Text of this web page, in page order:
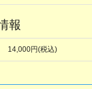
報
14,000円(税込)